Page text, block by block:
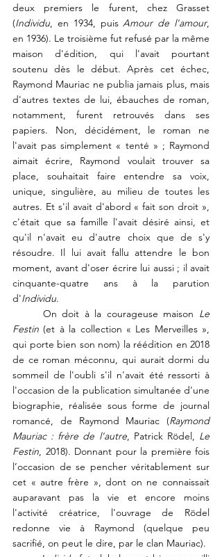
deux premiers le furent, chez Grasset
(Individu, en 1934, puis Amour de l'amour,
en 1936). Le troisième fut refusé par la même
maison d'édition, qui l'avait pourtant
soutenu dès le début. Après cet échec,
Raymond Mauriac ne publia jamais plus, mais
d'autres textes de lui, ébauches de roman,
notamment, furent retrouvés dans ses
papiers. Non, décidément, le roman ne
l'avait pas simplement « tenté » ; Raymond
aimait écrire, Raymond voulait trouver sa
place, souhaitait faire entendre sa voix,
unique, singulière, au milieu de toutes les
autres. Et s'il avait d'abord « fait son droit »,
c'était que sa famille l'avait désiré ainsi, et
qu'il n'avait eu d'autre choix que de s'y
résoudre. Il lui avait fallu attendre le bon
moment, avant d'oser écrire lui aussi ; il avait
cinquante-quatre ans à la parution
d'Individu.
	On doit à la courageuse maison
Le
Festin (et à la collection « Les Merveilles »,
qui porte bien son nom) la réédition en 2018
de ce roman méconnu, qui aurait dormi du
sommeil de l'oubli s'il n'avait été ressorti à
l'occasion de la publication simultanée d'une
biographie, réalisée sous forme de journal
romancé, de Raymond Mauriac (Raymond
Mauriac : frère de l'autre, Patrick Rödel, Le
Festin, 2018). Donnant pour la première fois
l’occasion de se pencher véritablement sur
cet « autre frère », dont on ne connaissait
auparavant pas la vie et encore moins
l'activité créatrice, l'ouvrage de Rödel
redonne vie à Raymond (quelque peu
sacrifié, on peut le dire, par le clan Mauriac).